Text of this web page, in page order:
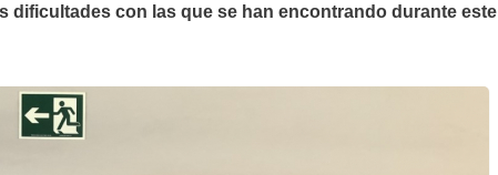
dificultades con las que se han encontrando durante este